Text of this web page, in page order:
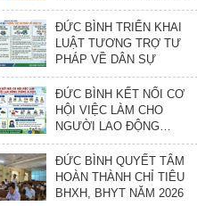
PHÁT TRIỂN KINH TẾ -
XÃ HỘI
ĐỨC BÌNH TRIỂN KHAI
LUẬT TƯƠNG TRỢ TƯ
PHÁP VỀ DÂN SỰ
ĐỨC BÌNH KẾT NỐI CƠ
HỘI VIỆC LÀM CHO
NGƯỜI LAO ĐỘNG
THÁNG 8/2026
ĐỨC BÌNH QUYẾT TÂM
HOÀN THÀNH CHỈ TIÊU
BHXH, BHYT NĂM 2026